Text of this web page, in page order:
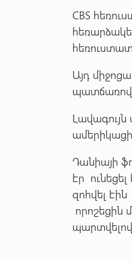
CBS
Այդ
Դանիայի
էր
զոհվել
որոշեցին